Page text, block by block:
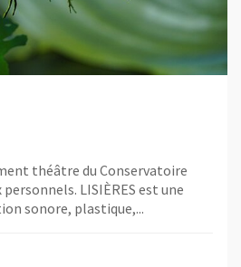
théâtre du Conservatoire
LISIÈRES est une
sonore, plastique,...